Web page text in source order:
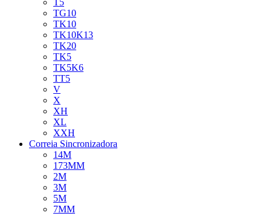
T5
TG10
TK10
TK10K13
TK20
TK5
TK5K6
TT5
V
X
XH
XL
XXH
Correia Sincronizadora
14M
173MM
2M
3M
5M
7MM